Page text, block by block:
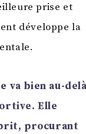
prise et
développe la
va bien au-delà
Elle
procurant